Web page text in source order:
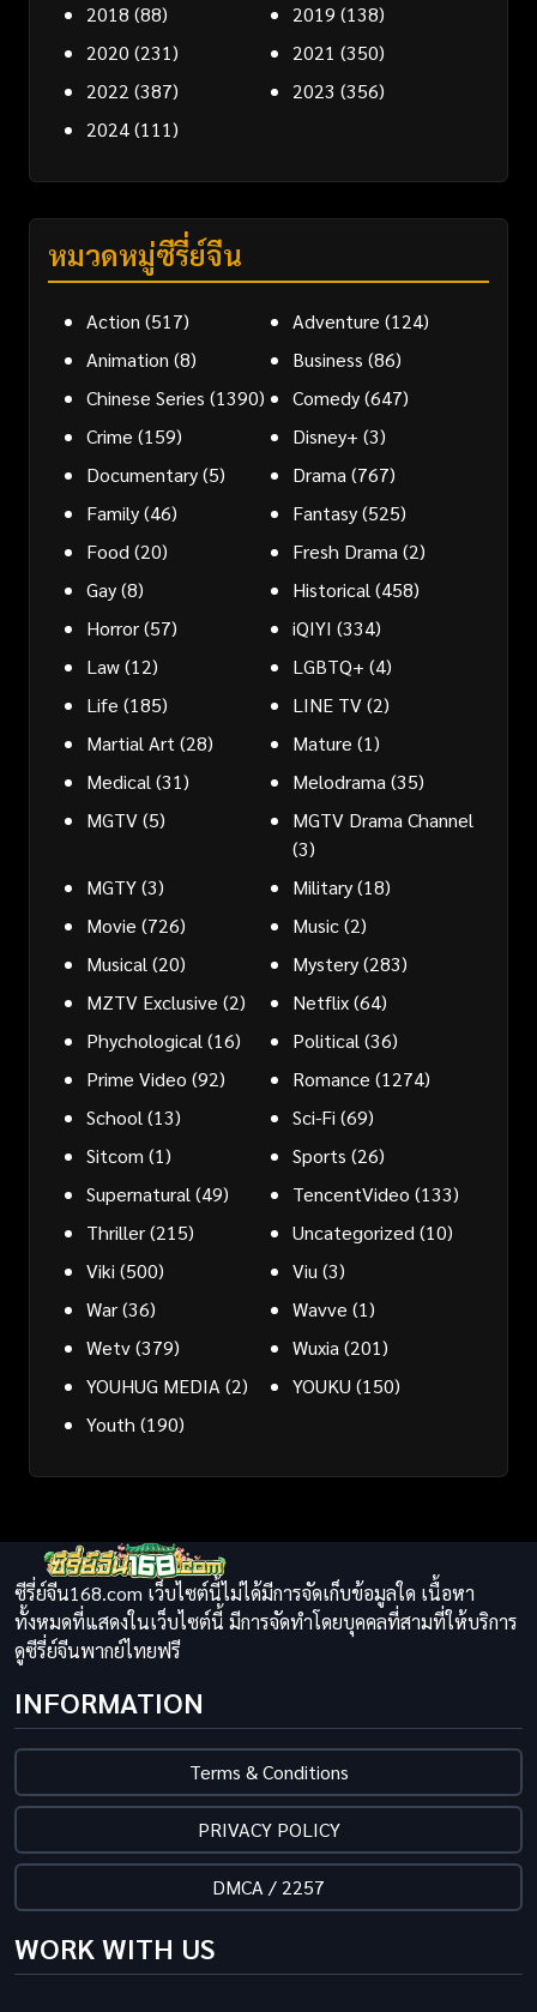
2018 (88) 2019 (138)
2020 (231) 2021 (350)
2022 (387) 2023 (356)
2024(111)
หมวดหมู่ซีรี่ย์จีน
Action (517) Adventure (124)
Animation (8) Business (86)
Chinese Series (1390) Comedy(647)
Crime (159) Disney+ (3)
Documentary(5) Drama(767)
Family(46) Fantasy(525)
Food(20) Fresh Drama(2)
Gay(8) Historical(458)
Horror(57) iQIYI (334)
Law(12) LGBTQ+ (4)
Life (185) LINE TV(2)
Martial Art(28) Mature (1)
Medical(31) Melodrama(35)
MGTV(5)
MGTV Drama Channel
(3)
MGTY(3) Military(18)
Movie (726) Music(2)
Musical(20) Mystery(283)
MZTV Exclusive (2) Netflix(64)
Phychological(16) Political(36)
Prime Video (92) Romance (1274)
School(13) Sci-Fi (69)
Sitcom (1) Sports (26)
Supernatural(49) TencentVideo (133)
Thriller(215) Uncategorized(10)
Viki (500) Viu(3)
War(36) Wavve (1)
Wetv(379) Wuxia(201)
YOUHUG MEDIA(2) YOUKU (150)
Youth (190)
ซีรี่ย์จีน168.com เว็บไซต์นี้ไม่ได้มีการจัดเก็บข้อมูลใด เนื้อหา
ทั้งหมดที่แสดงในเว็บไซต์นี้ มีการจัดทำโดยบุคคลที่สามที่ให้บริการ
ดูซีรี่ย์จีนพากย์ไทยฟรี
INFORMATION
Terms & Conditions
PRIVACY POLICY
DMCA / 2257
WORK WITH US